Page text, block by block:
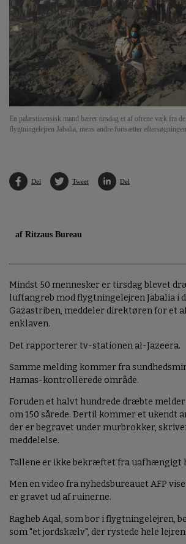
En palæstinensisk mand bærer tirsdag et af ofrene væk fra
flygtningelejren Jabalia, mens andre fortsætter
Del Tweet Del
af Ritzaus Bureau
Mindst 50 mennesker er tirsdag blevet
luftangreb mod flygtningelejren Jabalia i
Gazastriben, meddeler direktøren for et
enklaven.
Det rapporterer tv-stationen al-Jazeera.
Samme melding kommer fra
Hamas-kontrollerede område.
Foruden et halvt hundrede dræbte
om 150 sårede. Dertil kommer et ukendt
der er begravet under murbrokker,
meddelelse.
Tallene er ikke bekræftet fra uafhængigt
Men en video fra nyhedsbureauet AFP
er gravet ud af ruinerne.
Ragheb Aqal, som bor i flygtningelejren,
som "et jordskælv", der rystede hele lejren.